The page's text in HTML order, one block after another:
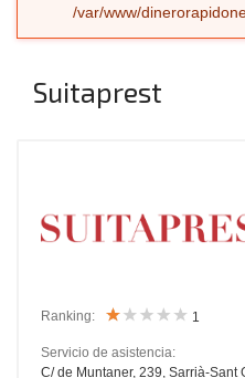
/var/www/
Suitaprest
Ranking: 1
Servicio de asistencia:
C/ de Muntaner, 239, Sarrià-